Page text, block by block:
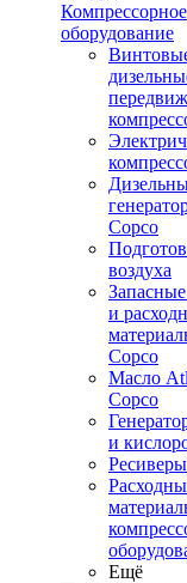
Компрессорное
оборудование
Copco
воздуха
и
Copco
Масло
Copco
и
Ресиверы
Ещё